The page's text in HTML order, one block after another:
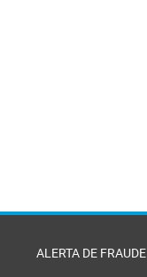
ALERTA DE FRAUDE